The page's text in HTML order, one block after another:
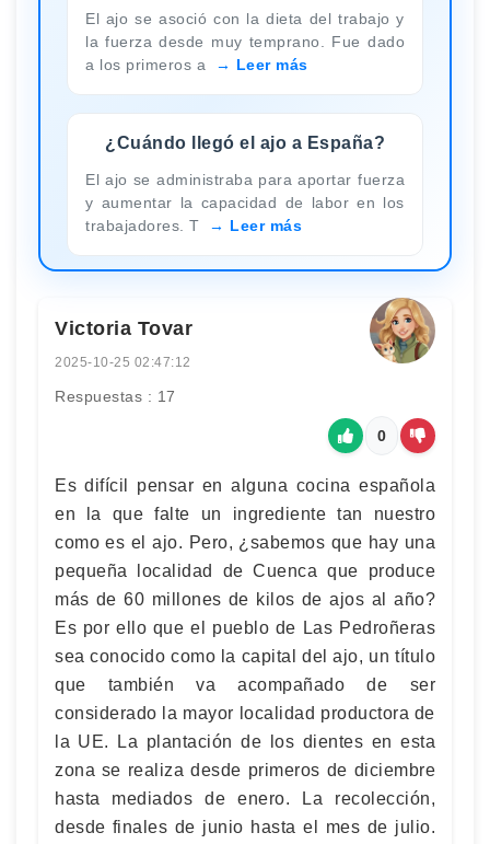
El ajo se asoció con la dieta del trabajo y
la fuerza desde muy temprano. Fue dado
a los primeros a
Leer más
¿Cuándo llegó el ajo a España?
El ajo se administraba para aportar fuerza
y aumentar la capacidad de labor en los
trabajadores. T
Leer más
Victoria Tovar
2025-10-25 02:47:12
Respuestas : 17
0
Es difícil pensar en alguna cocina española
en la que falte un ingrediente tan nuestro
como es el ajo. Pero, ¿sabemos que hay una
pequeña localidad de Cuenca que produce
más de 60 millones de kilos de ajos al año?
Es por ello que el pueblo de Las Pedroñeras
sea conocido como la capital del ajo, un título
que también va acompañado de ser
considerado la mayor localidad productora de
la UE. La plantación de los dientes en esta
zona se realiza desde primeros de diciem­bre
hasta mediados de enero. La recolección,
desde finales de junio hasta el mes de julio.